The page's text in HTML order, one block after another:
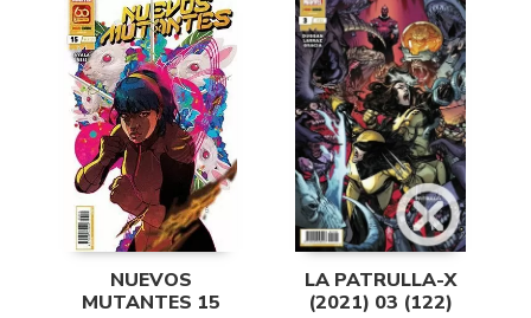
NUEVOS
MUTANTES 15
LA PATRULLA-X
(2021) 03 (122)